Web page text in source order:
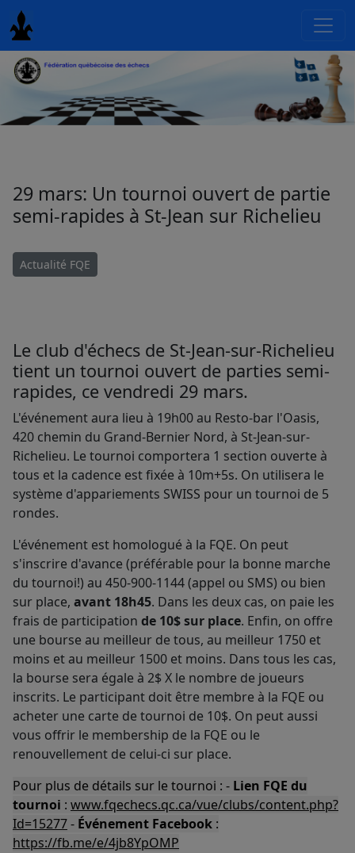
29 mars: Un tournoi ouvert de partie
semi-rapides à St-Jean sur Richelieu
Actualité FQE
Le club d'échecs de St-Jean-sur-Richelieu
tient un tournoi ouvert de parties semi-
rapides, ce vendredi 29 mars.
L'événement aura lieu à 19h00 au Resto-bar l'Oasis,
420 chemin du Grand-Bernier Nord, à St-Jean-sur-
Richelieu. Le tournoi comportera 1 section ouverte à
tous et la cadence est fixée à 10m+5s. On utilisera le
système d'appariements SWISS pour un tournoi de 5
rondes.
L'événement est homologué à la FQE. On peut
s'inscrire d'avance (préférable pour la bonne marche
du tournoi!) au 450-900-1144 (appel ou SMS) ou bien
sur place, avant 18h45. Dans les deux cas, on paie les
frais de participation de 10$ sur place. Enfin, on offre
une bourse au meilleur de tous, au meilleur 1750 et
moins et au meilleur 1500 et moins. Dans tous les cas,
la bourse sera égale à 2$ X le nombre de joueurs
inscrits. Le participant doit être membre à la FQE ou
acheter une carte de tournoi de 10$. On peut aussi
vous offrir le membership de la FQE ou le
renouvellement de celui-ci sur place.
Pour plus de détails sur le tournoi : - Lien FQE du
tournoi : www.fqechecs.qc.ca/vue/clubs/content.php?
Id=15277- Événement Facebook :
https://fb.me/e/4jb8YpOMP